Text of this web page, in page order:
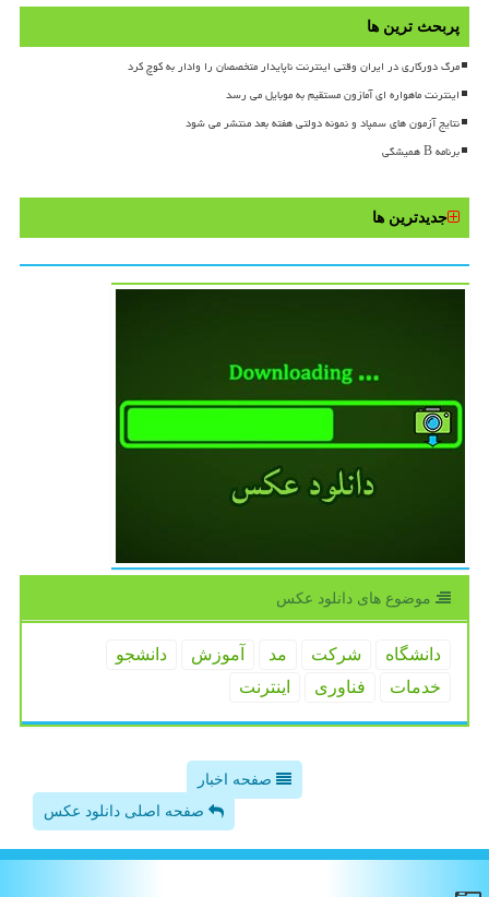
پربحث ترین ها
مرگ دورکاری در ایران وقتی اینترنت ناپایدار متخصصان را وادار به کوچ کرد
اینترنت ماهواره ای آمازون مستقیم به موبایل می رسد
نتایج آزمون های سمپاد و نمونه دولتی هفته بعد منتشر می شود
برنامه B همیشگی
جدیدترین ها
موضوع های دانلود عكس
دانشگاه شركت مد آموزش
دانشجو
خدمات
فناوری اینترنت
صفحه اخبار
صفحه اصلی دانلود عکس